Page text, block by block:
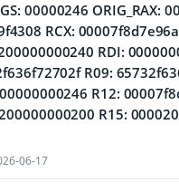
00000246 ORIG_RAX:
RCX:
RDI:
R09:
R12:
R15:
06-17